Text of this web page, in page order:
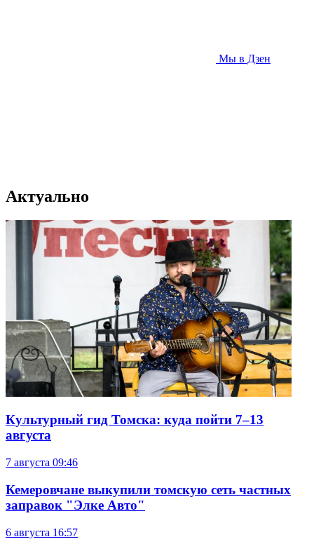
Мы в Дзен
Актуально
Культурный гид Томска: куда пойти 7–13
августа
7 августа 09:46
Кемеровчане выкупили томскую сеть частных
заправок "Элке Авто"
6 августа 16:57